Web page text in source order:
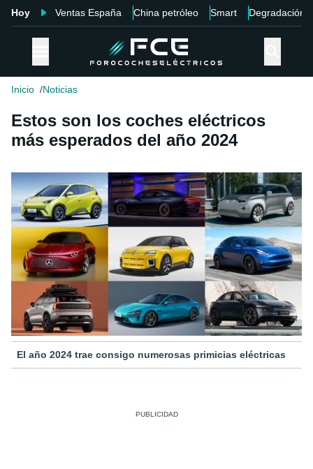
Hoy Ventas España China petróleo Smart Degradación
Inicio Noticias
Estos son los coches eléctricos
más esperados del año 2024
El año 2024 trae consigo numerosas primicias eléctricas